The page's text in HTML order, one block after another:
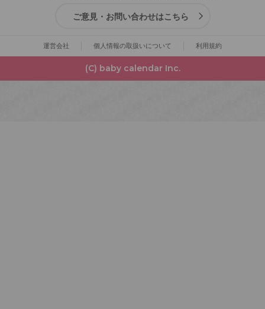
ご意見・お問い合わせはこちら
運営会社 個人情報の取扱いについて 利用規約
(C) baby calendar Inc.